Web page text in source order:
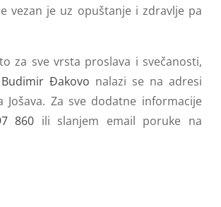
vezan je uz opuštanje i zdravlje pa
za sve vrsta proslava i svečanosti,
Đakovo nalazi se na adresi
Za sve dodatne informacije
860 ili slanjem email poruke na